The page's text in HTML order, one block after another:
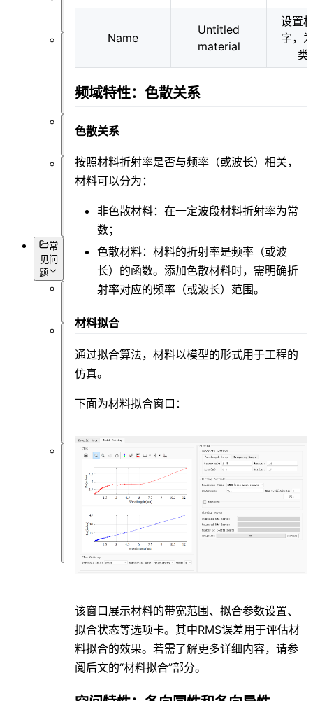
仿
据
视
杂
基
常
见问
题
件
操
类
Name
Untitled
material
设置
字，
类
频域特性：色散关系
色散关系
按照材料折射率是否与频率（或波长）相关，
材料可以分为：
非色散材料：在一定波段材料折射率为常
数；
色散材料：材料的折射率是频率（或波
长）的函数。添加色散材料时，需明确折
射率对应的频率（或波长）范围。
材料拟合
通过拟合算法，材料以模型的形式用于工程的
仿真。
下面为材料拟合窗口：
该窗口展示材料的带宽范围、拟合参数设置、
拟合状态等选项卡。其中RMS误差用于评估材
料拟合的效果。若需了解更多详细内容，请参
阅后文的“材料拟合”部分。